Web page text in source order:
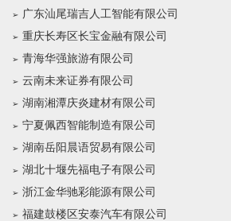
广东汕尾瑞吉人工智能有限公司
重庆长寿区长宝金融有限公司
青海华强旅游有限公司
云南未来证券有限公司
湖南湘潭庆炎建材有限公司
宁夏佩西智能制造有限公司
湖南岳阳晨语贸易有限公司
湖北十堰先福电子有限公司
浙江金华驰彩能源有限公司
福建鼓楼区安泰汽车有限公司